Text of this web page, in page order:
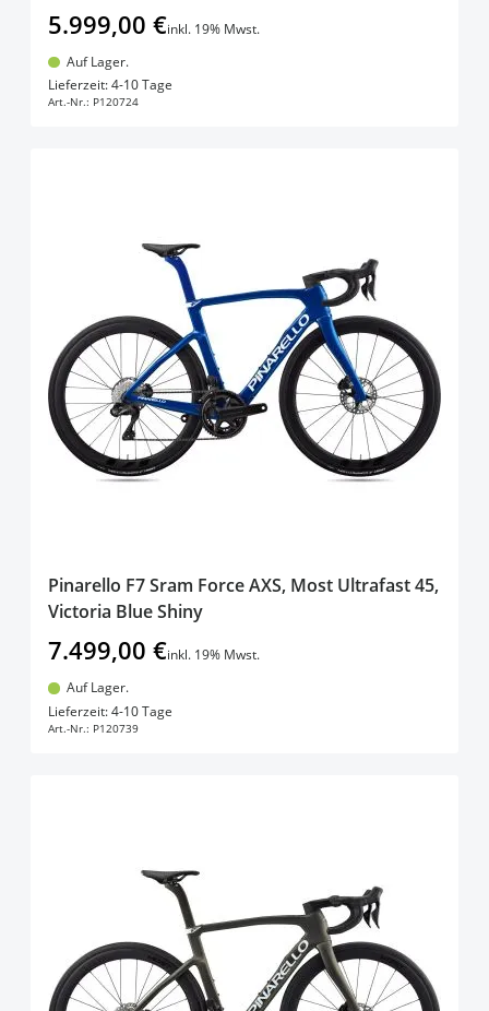
5.999,00 €inkl. 19% Mwst.
Auf Lager.
Lieferzeit: 4-10 Tage
Art.-Nr.: P120724
Pinarello F7 Sram Force AXS, Most Ultrafast 45,
Victoria Blue Shiny
7.499,00 €inkl. 19% Mwst.
Auf Lager.
Lieferzeit: 4-10 Tage
Art.-Nr.: P120739